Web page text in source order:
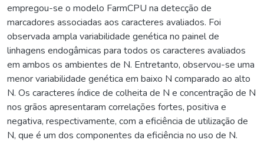
empregou-se o modelo FarmCPU na detecção de
marcadores associadas aos caracteres avaliados. Foi
observada ampla variabilidade genética no painel de
linhagens endogâmicas para todos os caracteres avaliados
em ambos os ambientes de N. Entretanto, observou-se uma
menor variabilidade genética em baixo N comparado ao alto
N. Os caracteres índice de colheita de N e concentração de N
nos grãos apresentaram correlações fortes, positiva e
negativa, respectivamente, com a eficiência de utilização de
N, que é um dos componentes da eficiência no uso de N.